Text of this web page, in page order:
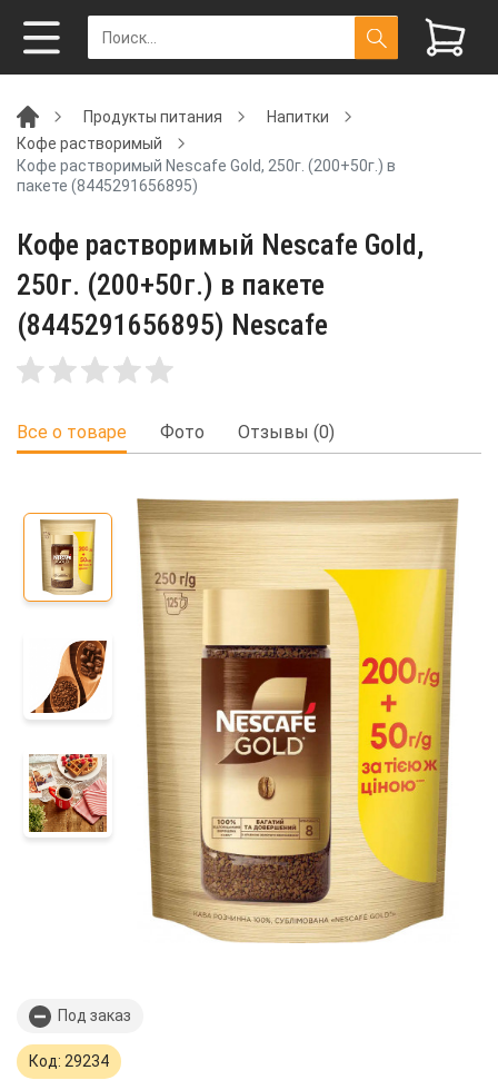
Продукты питания
Напитки
Кофе растворимый
Кофе растворимый Nescafe Gold, 250г. (200+50г.) в
пакете (8445291656895)
Кофе растворимый Nescafe Gold,
250г. (200+50г.) в пакете
(8445291656895) Nescafe
Все о товаре Фото Отзывы (0)
Под заказ
Код: 29234